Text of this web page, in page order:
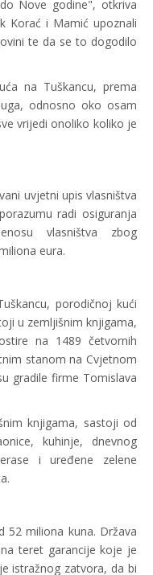
Nove godine", otkriva
Korać i Mamić upoznali
te da se to dogodilo
na Tuškancu, prema
odnosno oko osam
vrijedi onoliko koliko je
uvjetni upis vlasništva
radi osiguranja
vlasništva zbog
eura.
porodičnoj kući
u zemljišnim knjigama,
na 1489 četvornih
stanom na Cvjetnom
gradile firme Tomislava
knjigama, sastoji od
kuhinje, dnevnog
i uređene zelene
52 miliona kuna. Država
teret garancije koje je
istražnog zatvora, da bi